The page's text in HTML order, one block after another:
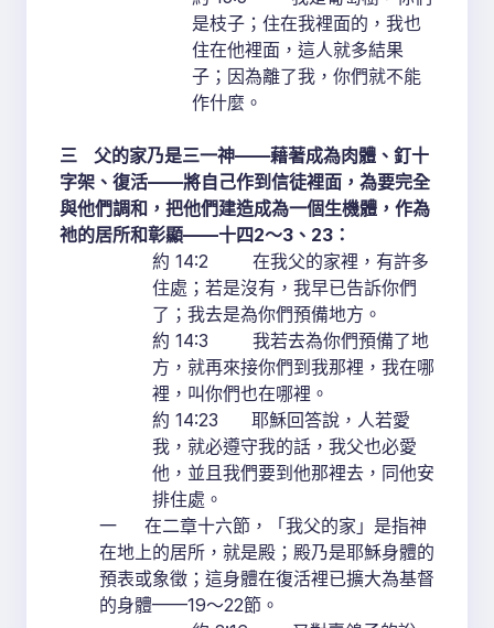
是枝子；住在我裡面的，我也
住在他裡面，這人就多結果
子；因為離了我，你們就不能
作什麼。
三 父的家乃是三一神——藉著成為肉體、釘十
字架、復活——將自己作到信徒裡面，為要完全
與他們調和，把他們建造成為一個生機體，作為
祂的居所和彰顯——十四2～3 、 23 ：
約 14:2 在我父的家裡，有許多
住處；若是沒有，我早已告訴你們
了；我去是為你們預備地方。
約 14:3 我若去為你們預備了地
方，就再來接你們到我那裡，我在哪
裡，叫你們也在哪裡。
約 14:23 耶穌回答說，人若愛
我，就必遵守我的話，我父也必愛
他，並且我們要到他那裡去，同他安
排住處。
一 在二章十六節，「我父的家」是指神
在地上的居所，就是殿；殿乃是耶穌身體的
預表或象徵；這身體在復活裡已擴大為基督
的身體——19～22節。